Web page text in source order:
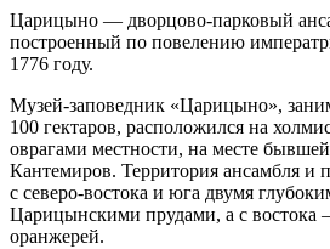
Царицыно — дворцово-парковый
построенный по повелению
1776 году.
Музей-заповедник «Царицыно»,
100 гектаров, расположился на
оврагами местности, на месте
Кантемиров. Территория ансамбля и
с северо-востока и юга двумя
Царицынскими прудами, а с востока
оранжерей.